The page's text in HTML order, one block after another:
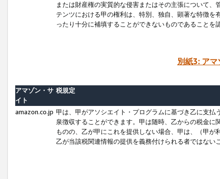
または財産権の実質的な侵害またはその主張について
テンツにおける甲の権利は、特別、独自、顕著な特徴
ったり十分に補填することができないものであることを
別紙3: ア
アマゾン・サ
イト
税規定
amazon.co.jp 甲は、甲がアソシエイト・プログラムに基づき乙に支
泉徴収することができます。甲は随時、乙からの税金
ものの、乙が甲にこれを提供しない場合、甲は、（甲
乙が当該税関連情報の提供を義務付けられる者ではな